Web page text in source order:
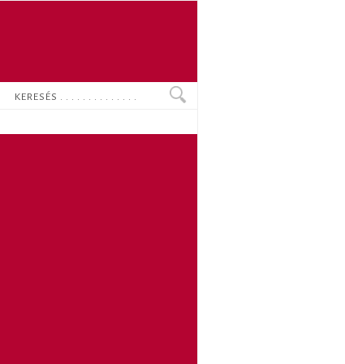
Keresés